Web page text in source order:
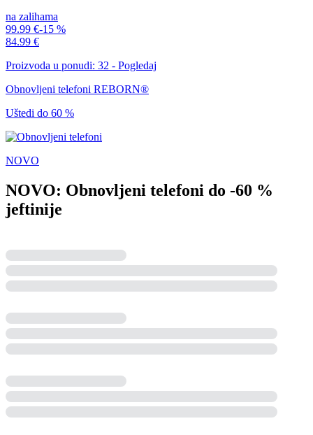
na zalihama
99.99 €-15 %
84.99 €
Proizvoda u ponudi: 32 - Pogledaj
Obnovljeni telefoni REBORN®
Uštedi do 60 %
NOVO
NOVO: Obnovljeni telefoni do -60 %
jeftinije